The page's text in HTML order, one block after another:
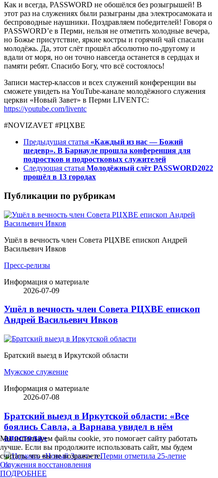
Как и всегда, PASSWORD не обошёлся без розыгрышей! В
этот раз на служениях были разыграны два электросамоката и
беспроводные наушники. Поздравляем победителей! Говоря о
PASSWORD’е в Перми, нельзя не отметить холодные вечера,
но Божье присутствие, яркие костры и горячий чай спасали
молодёжь. Да, этот слёт прошёл абсолютно по-другому и
вдали от моря, но он точно навсегда останется в сердцах и
памяти ребят. Спасибо Богу, что всё состоялось!
Записи мастер-классов и всех служений конференции вы
сможете увидеть на YouTube-канале молодёжного служения
церкви «Новый Завет» в Перми LIVENTC:
https://youtube.com/liventc
#NOVIZAVET #РЦХВЕ
Предыдущая статья «Каждый из нас — Божий
шедевр». В Барнауле прошла конференция для
подростков и подростковых служителей
Следующая статья Молодёжный слёт PASSWORD2022
прошёл в 13 городах
Публикации по рубрикам
Ушёл в вечность член Совета РЦХВЕ епископ Андрей
Васильевич Ивков
Пресс-релизы
Информация о материале
2026-07-09
Ушёл в вечность член Совета РЦХВЕ епископ
Андрей Васильевич Ивков
Братский выезд в Иркутской области
Мужское служение
Информация о материале
2026-07-08
Братский выезд в Иркутской области: «Все
боялись Савла, а Варнава увидел в нём
апостола»
Мы используем файлы cookie, это помогает сайту работать
лучше. Если вы продолжите использовать сайт, мы будем
считать, что вы не возражаете.
Ok
ПОДРОБНЕЕ